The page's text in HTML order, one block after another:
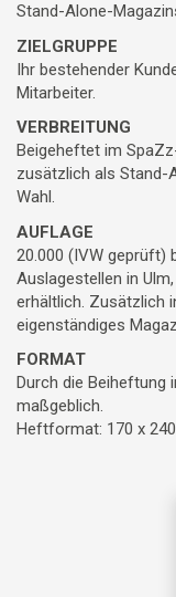
Stand-Alone-
ZIELGRUPPE
Ihr bestehender
Mitarbeiter.
VERBREITUNG
Beigeheftet im
zusätzlich als Stand-
Wahl.
AUFLAGE
20.000 (IVW geprüft)
Auslagestellen in
erhältlich. Zusätzlich
eigenständiges
FORMAT
Durch die
maßgeblich.
Heftformat: 170 x